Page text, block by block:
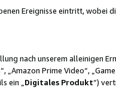
Ereignisse eintritt, wobei
nach unserem alleinigen
Prime Video“,
ein „ Digitales Produkt“)